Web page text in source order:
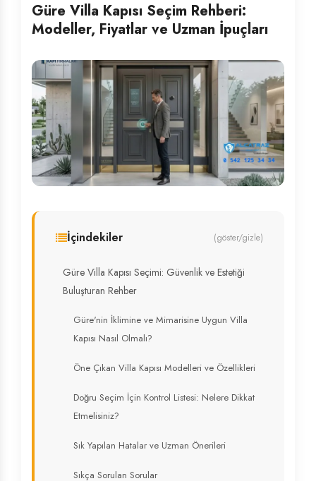
Güre Villa Kapısı Seçim Rehberi:
Modeller, Fiyatlar ve Uzman İpuçları
İçindekiler (göster/gizle)
Güre Villa Kapısı Seçimi: Güvenlik ve Estetiği
Buluşturan Rehber
Güre'nin İklimine ve Mimarisine Uygun Villa
Kapısı Nasıl Olmalı?
Öne Çıkan Villa Kapısı Modelleri ve Özellikleri
Doğru Seçim İçin Kontrol Listesi: Nelere Dikkat
Etmelisiniz?
Sık Yapılan Hatalar ve Uzman Önerileri
Sıkça Sorulan Sorular